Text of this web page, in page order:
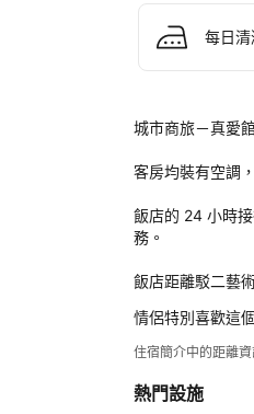
每日
城市商旅－真愛
客房均裝有空調
飯店的 24 小時
務。
飯店距離駁二藝
情侶特別喜歡這
住宿簡介中的距離
熱門設施